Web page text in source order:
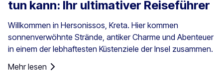
tun kann: Ihr ultimativer Reiseführer
Willkommen in Hersonissos, Kreta. Hier kommen
sonnenverwöhnte Strände, antiker Charme und Abenteuer
in einem der lebhaftesten Küstenziele der Insel zusammen.
Mehr lesen